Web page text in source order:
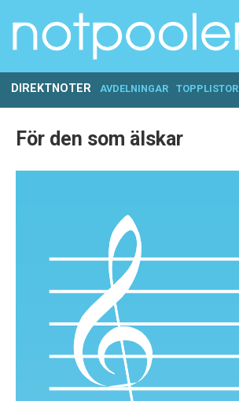
DIREKTNOTER AVDELNINGAR TOPPLISTOR
För den som älskar